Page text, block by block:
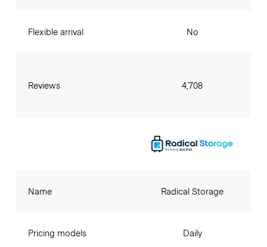
Flexible arrival
Reviews
No
4,708
Name
Pricing models
Radical Storage
Daily